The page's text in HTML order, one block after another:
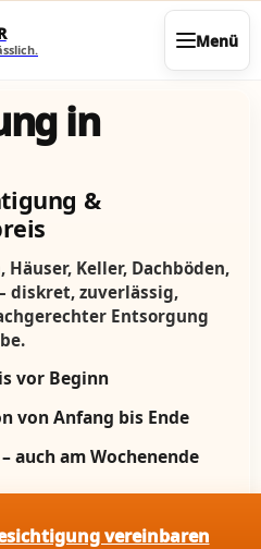
Menü
in
&
Keller, Dachböden,
diskret, zuverlässig,
Entsorgung
vor Beginn
von Anfang bis Ende
auch am Wochenende
vereinbaren